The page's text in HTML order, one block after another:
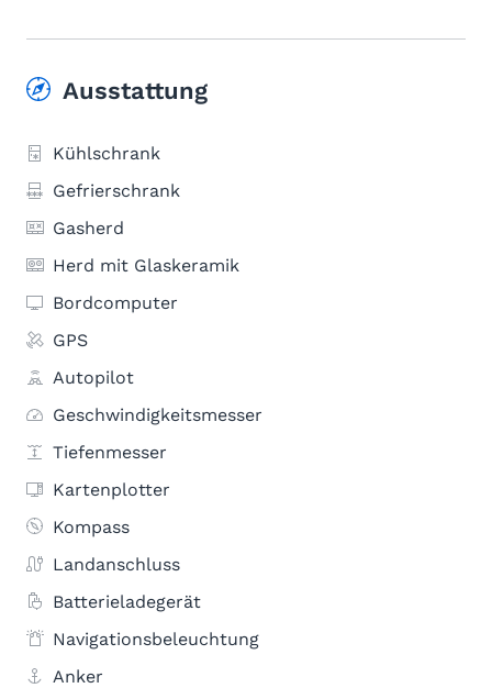
Ausstattung
Kühlschrank
Gefrierschrank
Gasherd
Herd mit Glaskeramik
Bordcomputer
GPS
Autopilot
Geschwindigkeitsmesser
Tiefenmesser
Kartenplotter
Kompass
Landanschluss
Batterieladegerät
Navigationsbeleuchtung
Anker